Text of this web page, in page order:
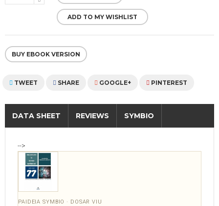
ADD TO MY WISHLIST
BUY EBOOK VERSION
TWEET SHARE GOOGLE+ PINTEREST
DATA SHEET REVIEWS SYMBIO
-->
PAIDEIA SYMBIO · DOSAR VIU